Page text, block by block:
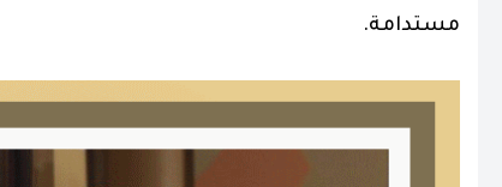
مستدامة.